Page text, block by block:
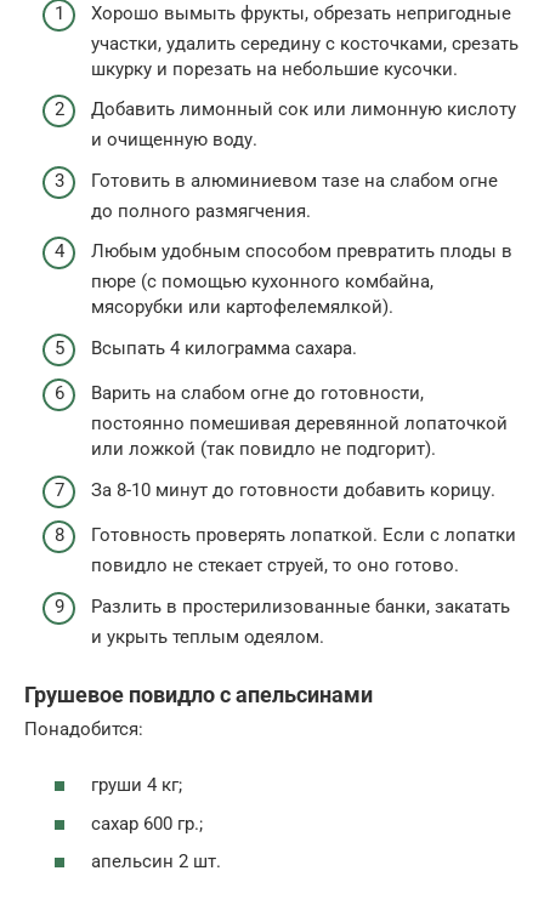
Хорошо вымыть фрукты, обрезать непригодные
участки, удалить середину с косточками, срезать
шкурку и порезать на небольшие кусочки.
Добавить лимонный сок или лимонную кислоту
и очищенную воду.
Готовить в алюминиевом тазе на слабом огне
до полного размягчения.
Любым удобным способом превратить плоды в
пюре (с помощью кухонного комбайна,
мясорубки или картофелемялкой).
Всыпать 4 килограмма сахара.
Варить на слабом огне до готовности,
постоянно помешивая деревянной лопаточкой
или ложкой (так повидло не подгорит).
За 8-10 минут до готовности добавить корицу.
Готовность проверять лопаткой. Если с лопатки
повидло не стекает струей, то оно готово.
Разлить в простерилизованные банки, закатать
и укрыть теплым одеялом.
Грушевое повидло с апельсинами
Понадобится:
груши 4 кг;
сахар 600 гр.;
апельсин 2 шт.